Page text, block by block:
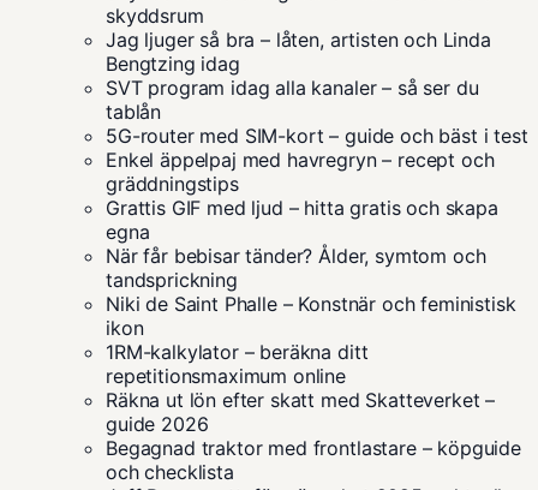
skyddsrum
Jag ljuger så bra – låten, artisten och Linda
Bengtzing idag
SVT program idag alla kanaler – så ser du
tablån
5G-router med SIM-kort – guide och bäst i test
Enkel äppelpaj med havregryn – recept och
gräddningstips
Grattis GIF med ljud – hitta gratis och skapa
egna
När får bebisar tänder? Ålder, symtom och
tandsprickning
Niki de Saint Phalle – Konstnär och feministisk
ikon
1RM-kalkylator – beräkna ditt
repetitionsmaximum online
Räkna ut lön efter skatt med Skatteverket –
guide 2026
Begagnad traktor med frontlastare – köpguide
och checklista